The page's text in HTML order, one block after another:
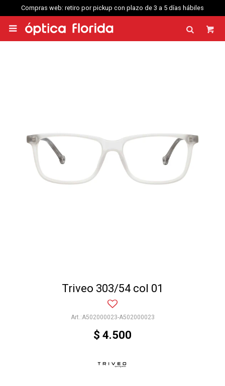
Compras web: retiro por pickup con plazo de 3 a 5 días hábiles

Triveo 303/54 col 01
A502000023-A502000023
$ 4.500